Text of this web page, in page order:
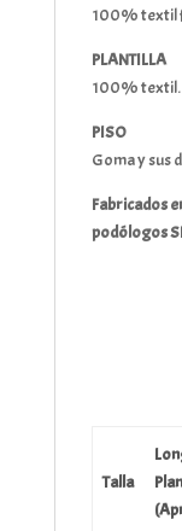
100% textil
PLANTILLA
100% textil.
PISO
Goma y sus
Fabricados
podólogos
Talla